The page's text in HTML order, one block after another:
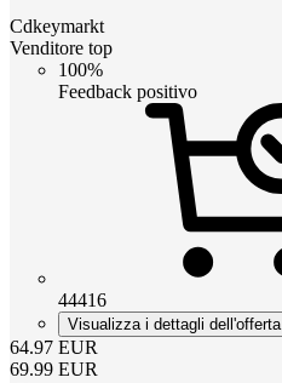
Cdkeymarkt
Venditore top
100%
Feedback positivo
44416
Visualizza i dettagli dell'offerta
64.97 EUR
69.99 EUR